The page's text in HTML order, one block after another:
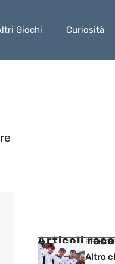
Giochi Curiosità
Articoli PRIMO
Altro